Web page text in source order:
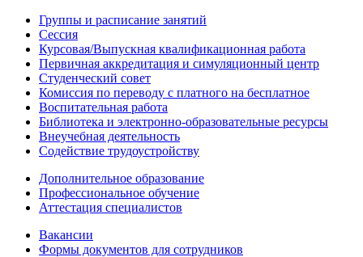
Группы и расписание занятий
Сессия
Курсовая/Выпускная квалификационная работа
Первичная аккредитация и симуляционный центр
Студенческий совет
Комиссия по переводу с платного на бесплатное
Воспитательная работа
Библиотека и электронно-образовательные ресурсы
Внеучебная деятельность
Содействие трудоустройству
Дополнительное образование
Профессиональное обучение
Аттестация специалистов
Вакансии
Формы документов для сотрудников